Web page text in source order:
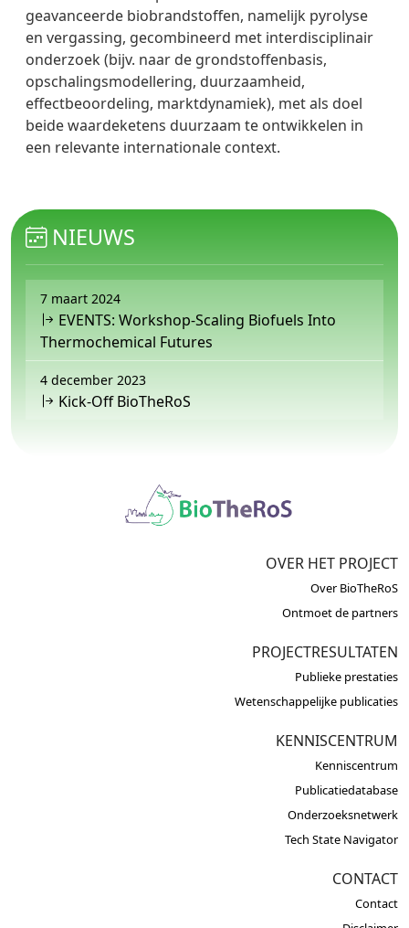
geavanceerde biobrandstoffen, namelijk pyrolyse
en vergassing, gecombineerd met interdisciplinair
onderzoek (bijv. naar de grondstoffenbasis,
opschalingsmodellering, duurzaamheid,
effectbeoordeling, marktdynamiek), met als doel
beide waardeketens duurzaam te ontwikkelen in
een relevante internationale context.
NIEUWS
7 maart 2024
EVENTS: Workshop-Scaling Biofuels Into
Thermochemical Futures
4 december 2023
Kick-Off BioTheRoS
OVER HET PROJECT
Over BioTheRoS
Ontmoet de partners
PROJECTRESULTATEN
Publieke prestaties
Wetenschappelijke publicaties
KENNISCENTRUM
Kenniscentrum
Publicatiedatabase
Onderzoeksnetwerk
Tech State Navigator
CONTACT
Contact